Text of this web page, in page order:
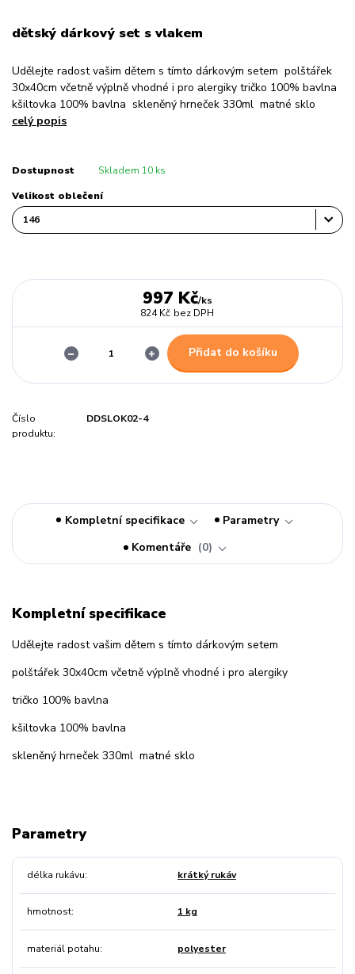
dětský dárkový set s vlakem
Udělejte radost vašim dětem s tímto dárkovým setem polštářek
30x40cm včetně výplně vhodné i pro alergiky tričko 100% bavlna
kšiltovka 100% bavlna skleněný hrneček 330ml matné sklo
celý popis
Dostupnost Skladem 10 ks
Velikost oblečení
997 Kč/ks
824 Kč bez DPH
Přidat do košíku
Číslo
produktu:
DDSLOK02-4
Kompletní specifikace
Parametry
Komentáře
0
Kompletní specifikace
Udělejte radost vašim dětem s tímto dárkovým setem
polštářek 30x40cm včetně výplně vhodné i pro alergiky
tričko 100% bavlna
kšiltovka 100% bavlna
skleněný hrneček 330ml matné sklo
Parametry
délka rukávu krátký rukáv
hmotnost 1 kg
materiál potahu polyester